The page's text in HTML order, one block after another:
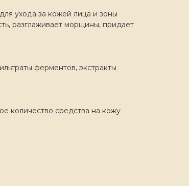
ухода за кожей лица и зоны
разглаживает морщины, придает
ферментов, экстракты
количество средства на кожу